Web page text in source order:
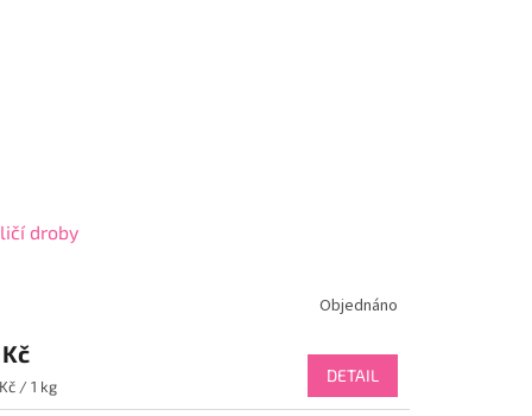
droby
Objednáno
/ 1 kg
DETAIL